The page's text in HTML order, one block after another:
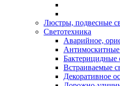
Люстры, подвесные
Светотехника
Аварийное,
Бактерицидные
Встраиваемые
Декоративное